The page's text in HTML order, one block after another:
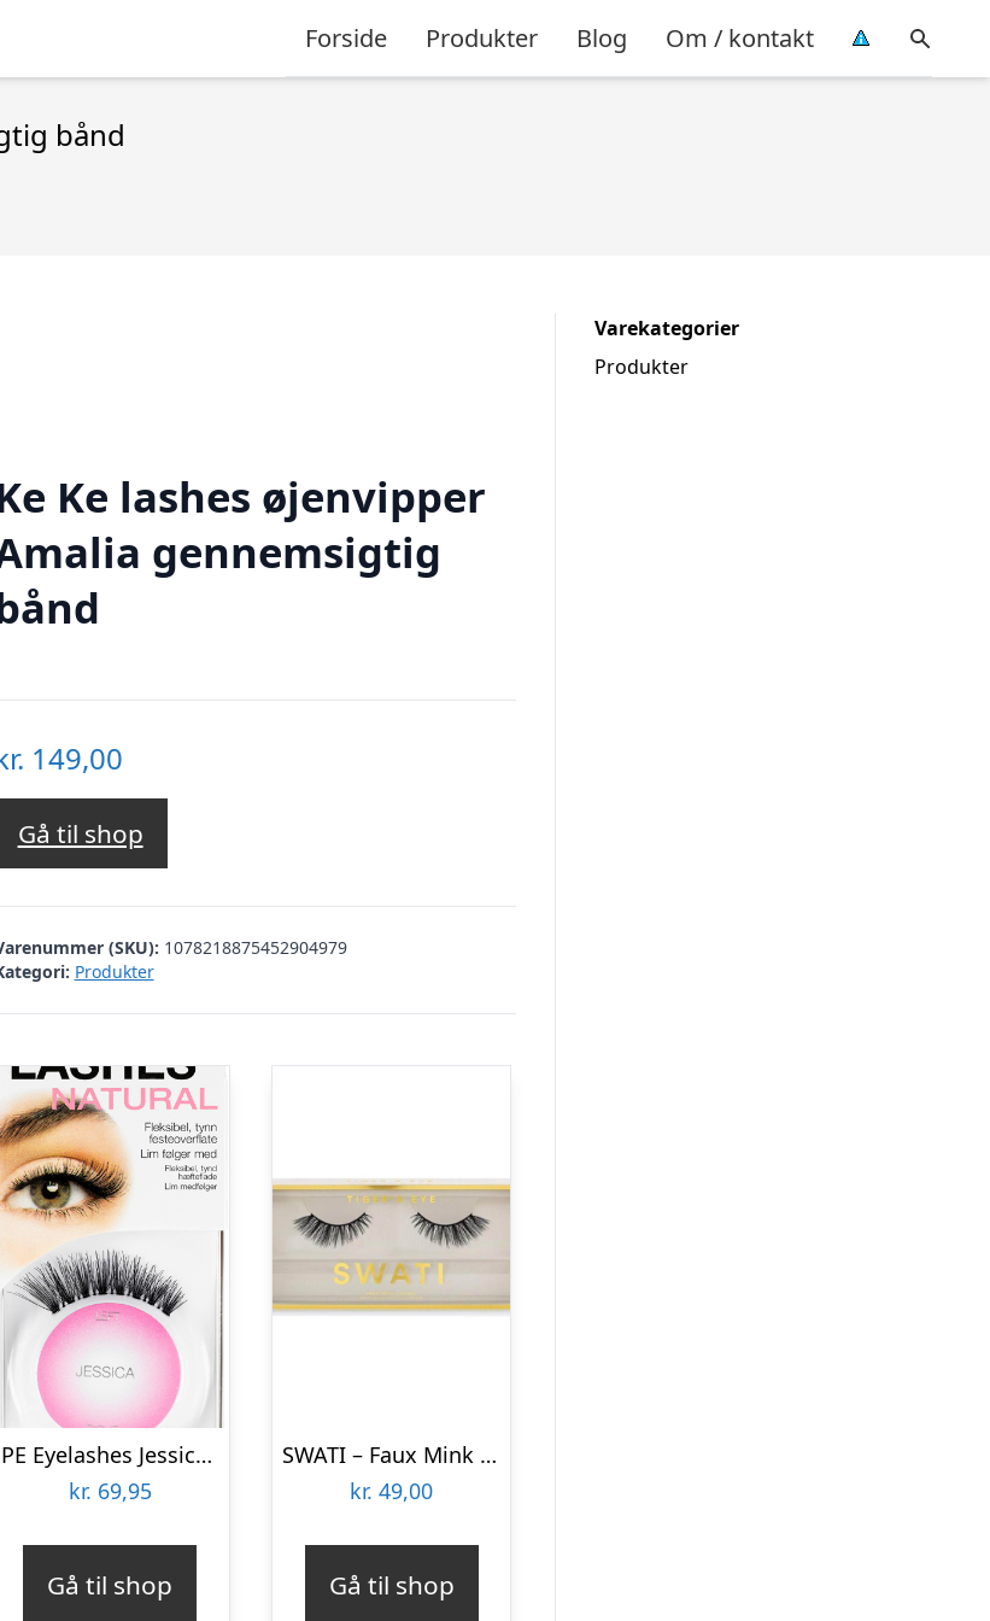
Forside Produkter Blog Om / kontakt
bånd
Ke lashes øjenvipper
gennemsigtig
149,00
Gå til shop
(SKU): 1078218875452904979
Produkter
PE Eyelashes Jessica No/dk
kr. 69,95
Gå til shop
SWATI – Faux Mink Lashes Tiger´s Eye
kr. 49,00
Gå til shop
Varekategorier
Produkter